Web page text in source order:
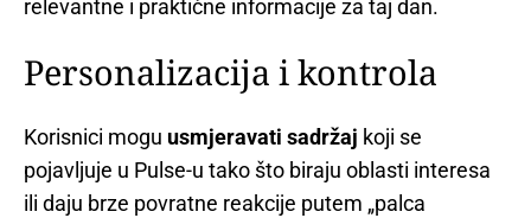
relevantne i praktične informacije za taj dan.
Personalizacija i kontrola
Korisnici mogu usmjeravati sadržaj koji se
pojavljuje u Pulse-u tako što biraju oblasti interesa
ili daju brze povratne reakcije putem „palca